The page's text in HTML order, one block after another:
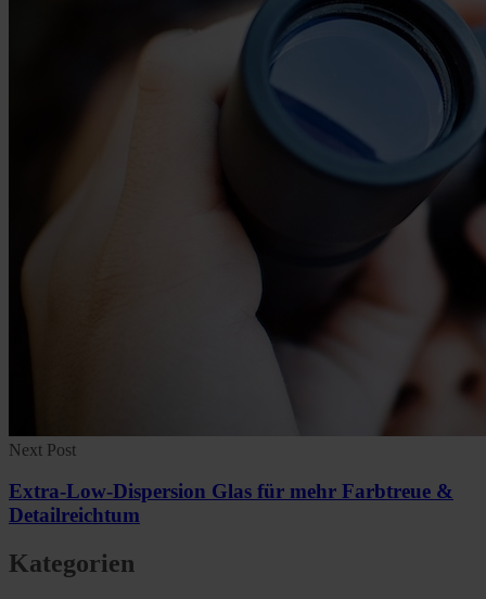
Next Post
Extra-Low-Dispersion Glas für mehr Farbtreue &
Detailreichtum
Kategorien